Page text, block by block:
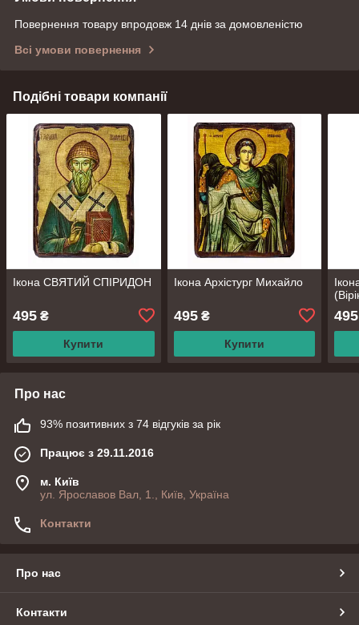
Повернення товару впродовж 14 днів за домовленістю
Всі умови повернення
Подібні товари компанії
Ікона СВЯТИЙ СПІРИДОН
495 ₴
Купити
Ікона Архістург Михайло
495₴
Купити
495
Про нас
93% позитивних з 74 відгуків за рік
Працює з 29.11.2016
м. Київ
ул. Ярославов Вал, 1., Київ, Україна
Контакти
Про нас
Контакти